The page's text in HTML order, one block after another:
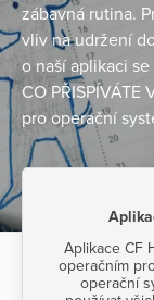
zábavná rutina.
vliv na udržení
o naší aplikaci
CO
pro operační
Aplikace CF
operačním
operační